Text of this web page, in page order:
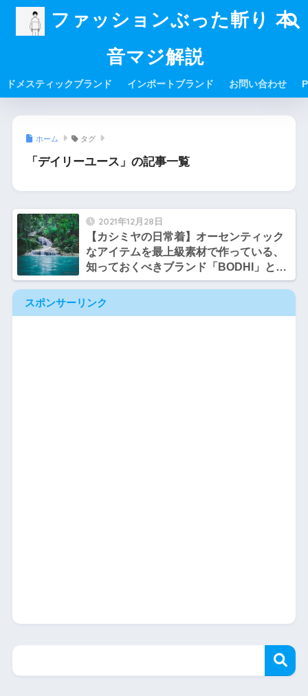
ファッションぶった斬り 本
音マジ解説
ドメスティックブランド インポートブランド お問い合わせ
ホーム タグ
「デイリーユース」の記事一覧
2021年12月28日
【カシミヤの日常着】オーセンティック
なアイテムを最上級素材で作っている、
知っておくべきブランド「BODHI」と
は？？【お洒落さんは知っている】
スポンサーリンク